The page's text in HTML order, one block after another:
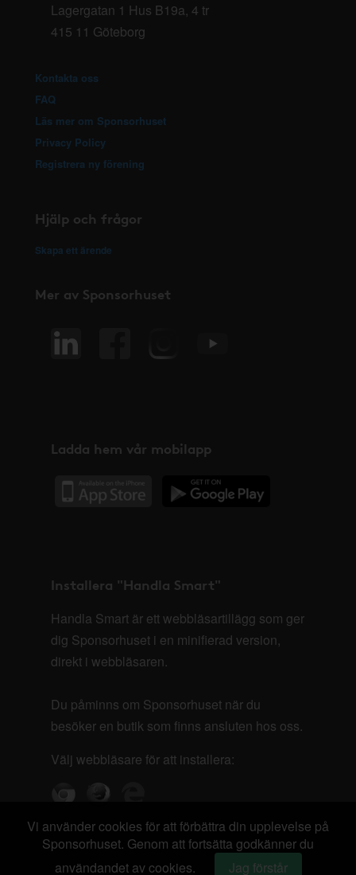
Lagergatan 1 Hus B19a, 4 tr
415 11 Göteborg
Kontakta oss
FAQ
Läs mer om Sponsorhuset
Privacy Policy
Registrera ny förening
Hjälp och frågor
Skapa ett ärende
Mer av Sponsorhuset
Ladda hem vår mobilapp
Installera "Handla Smart"
Handla Smart är ett webbläsartillägg som ger
dig Sponsorhuset i en minifierad version,
direkt i webbläsaren.
Du påminns om Sponsorhuset när du
besöker en butik som finns ansluten hos oss.
Välj webbläsare för att installera:
Vi använder cookies för att förbättra din upplevelse på
Sponsorhuset. Genom att fortsätta godkänner du
användandet av cookies.
Jag förstår